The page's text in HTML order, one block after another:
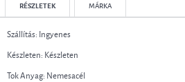
RÉSZLETEK MÁRKA
Szállítás: Ingyenes
Készleten: Készleten
Tok Anyag: Nemesacél